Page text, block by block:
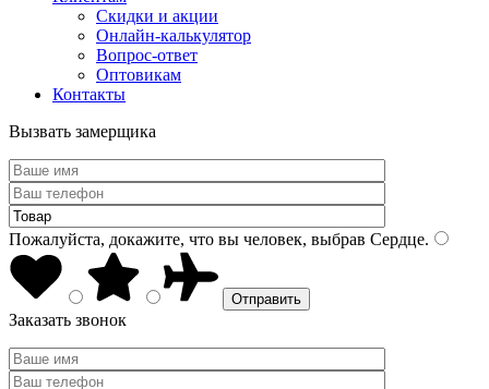
Скидки и акции
Онлайн-калькулятор
Вопрос-ответ
Оптовикам
Контакты
Вызвать замерщика
Пожалуйста, докажите, что вы человек, выбрав Сердце.
Заказать звонок